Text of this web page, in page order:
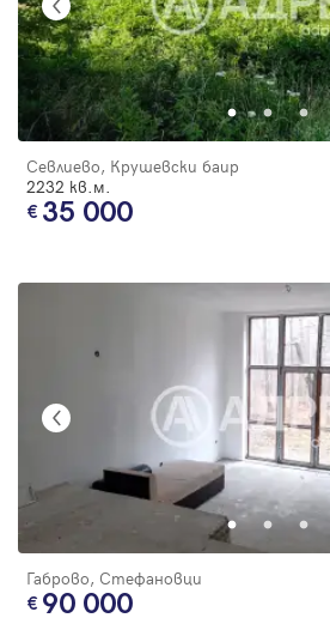
Севлиево, Крушевски баир
2232 кв.м.
35 000
Габрово, Стефановци
90 000